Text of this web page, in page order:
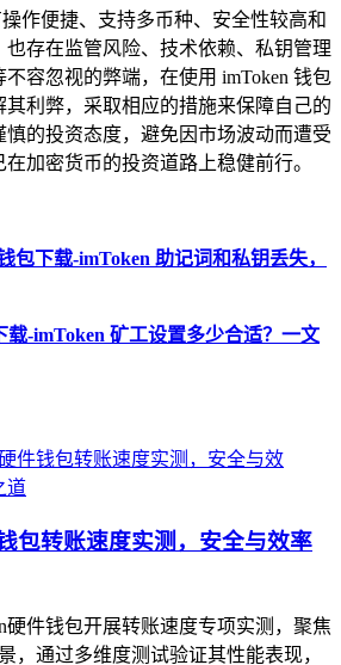
作便捷、支持多币种、安全性较高和
存在监管风险、技术依赖、私钥管理
容忽视的弊端，在使用 imToken 钱包
其利弊，采取相应的措施来保障自己的
的投资态度，避免因市场波动而遭受
加密货币的投资道路上稳健前行。
包下载-imToken 助记词和私钥丢失，
载-imToken 矿工设置多少合适？一文
包转账速度实测，安全与效率
硬件钱包开展转账速度专项实测，聚焦
，通过多维度测试验证其性能表现，